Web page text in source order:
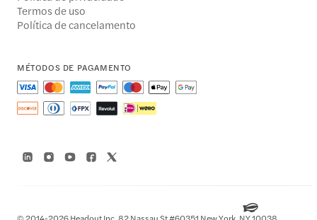
Termos de uso
Política de cancelamento
MÉTODOS DE PAGAMENTO